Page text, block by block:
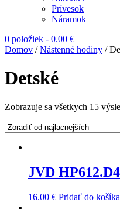
Prívesok
Náramok
0 položiek - 0.00 €
Domov /Nástenné hodiny /
Detské
Zobrazuje sa všetkych 15
JVD HP612.D4
16.00 € Pridať do košíka